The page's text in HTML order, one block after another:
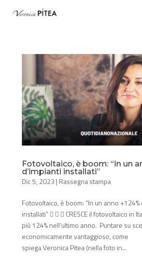
Fotovoltaico, è boom: “In un
d’impianti installati”
Dic 5, 2023 | Rassegna stampa
Fotovoltaico, è boom: “In un anno +124%
installati”    CRESCE il fotovoltaico in
più 124% nell’ultimo anno. Puntare su
economicamente vantaggioso, come
spiega Veronica Pitea (nella foto in...